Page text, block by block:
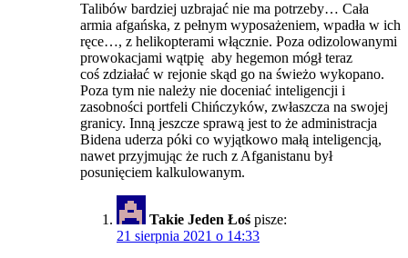
Talibów bardziej uzbrajać nie ma potrzeby… Cała
armia afgańska, z pełnym wyposażeniem, wpadła w ich
ręce…, z helikopterami włącznie. Poza odizolowanymi
prowokacjami wątpię aby hegemon mógł teraz
coś zdziałać w rejonie skąd go na świeżo wykopano.
Poza tym nie należy nie doceniać inteligencji i
zasobności portfeli Chińczyków, zwłaszcza na swojej
granicy. Inną jeszcze sprawą jest to że administracja
Bidena uderza póki co wyjątkowo małą inteligencją,
nawet przyjmując że ruch z Afganistanu był
posunięciem kalkulowanym.
Takie Jeden Łoś pisze:
21 sierpnia 2021 o 14:33